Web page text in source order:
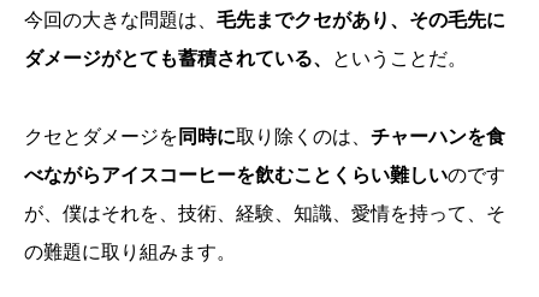
今回の大きな問題は、 毛先までクセがあり、その毛先に
ダメージがとても蓄積されている、
ということだ。
クセとダメージを 同時に取り除くのは、 チャーハンを食
べながらアイスコーヒーを飲むことくらい難しいのです
が、僕はそれを、技術、経験、知識、愛情を持って、そ
の難題に取り組みます。